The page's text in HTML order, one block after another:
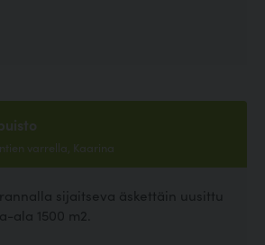
varrella, Kaarina
sijaitseva äskettäin uusittu
ala 1500 m2.